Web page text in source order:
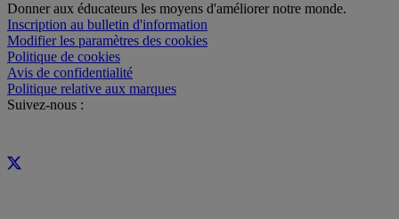
Donner aux éducateurs les moyens d'améliorer notre monde.
Inscription au bulletin d'information
Modifier les paramètres des cookies
Politique de cookies
Avis de confidentialité
Politique relative aux marques
Suivez-nous :